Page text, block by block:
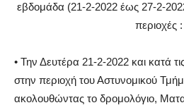
εβδομάδα (21-2-2022 έως 27-2-
περιοχές :
• Την Δευτέρα 21-2-2022 και κατά
στην περιοχή του Αστυνομικού
ακολουθώντας το δρομολόγιο,